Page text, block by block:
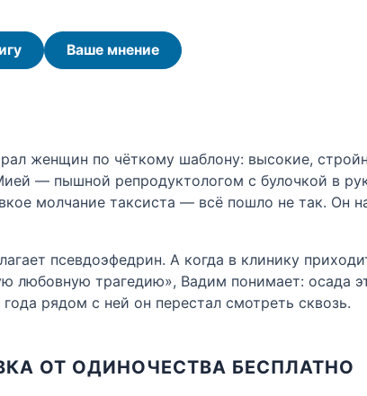
Ваше мнение
женщин по чёткому шаблону: высокие,
— пышной репродуктологом с булочкой в
молчание таксиста — всё пошло не так. Он
псевдоэфедрин. А когда в клинику
любовную трагедию», Вадим понимает: осада
рядом с ней он перестал смотреть сквозь.
ОТ ОДИНОЧЕСТВА БЕСПЛАТНО